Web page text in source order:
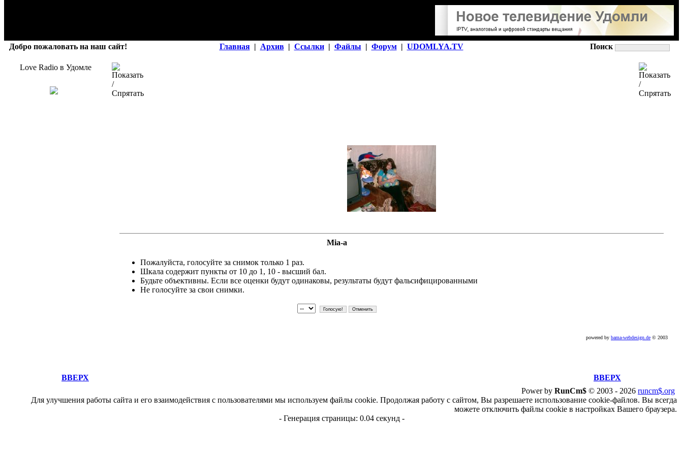
Добро пожаловать на наш сайт! Главная | Архив | Ссылки | Файлы | Форум | UDOMLYA.TV Поиск
Love Radio в Удомле
Mia-a
Пожалуйста, голосуйте за снимок только 1 раз.
Шкала содержит пункты от 10 до 1, 10 - высший бал.
Будьте объективны. Если все оценки будут одинаковы, результаты будут фальсифицированными
Не голосуйте за свои снимки.
powered by bama-webdesign.de © 2003
ВВЕРХ
ВВЕРХ
Power by RunCm$ © 2003 - 2026 runcm$.org
Для улучшения работы сайта и его взаимодействия с пользователями мы используем файлы cookie. Продолжая работу с сайтом, Вы разрешаете использование cookie-файлов. Вы всегда
можете отключить файлы cookie в настройках Вашего браузера.
- Генерация страницы: 0.04 секунд -